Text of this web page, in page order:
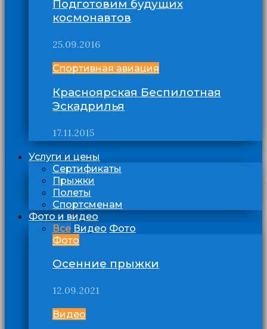
Подготовим будущих
космонавтов
25.09.2016
Спортивная авиация
Красноярская Беспилотная
Эскадрилья
17.11.2015
Услуги и цены
Сертификаты
Прыжки
Полеты
Спортсменам
Фото и видео
Все Видео Фото
Фото
Осенние прыжки
12.09.2021
Видео